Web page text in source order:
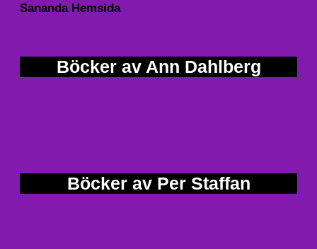
Sananda Hemsida
Böcker av Ann Dahlberg
Böcker av Per Staffan